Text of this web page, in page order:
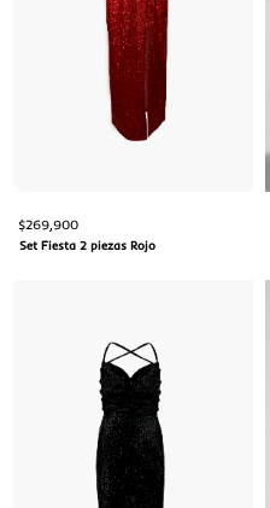
$269,900
Set Fiesta 2 piezas Rojo